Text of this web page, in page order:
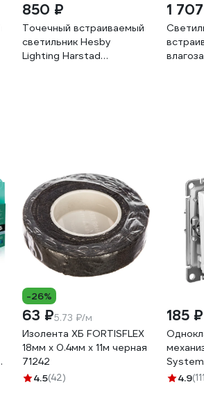
850 ₽
Точечный встраиваемый
светильник Hesby
Lighting Harstad
1
-26%
63 ₽5.73 ₽/м
Изолента ХБ FORTISFLEX
18мм х 0.4мм х 11м черная
71242
4.5(42)
185 ₽
4.9